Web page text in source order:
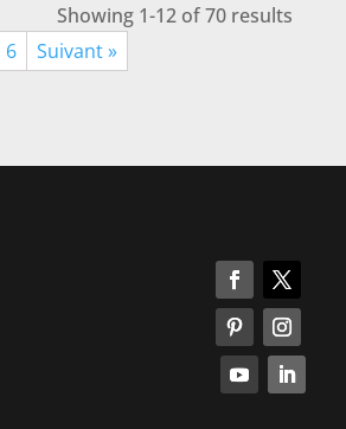
Showing 1-12 of 70 results
6 Suivant »